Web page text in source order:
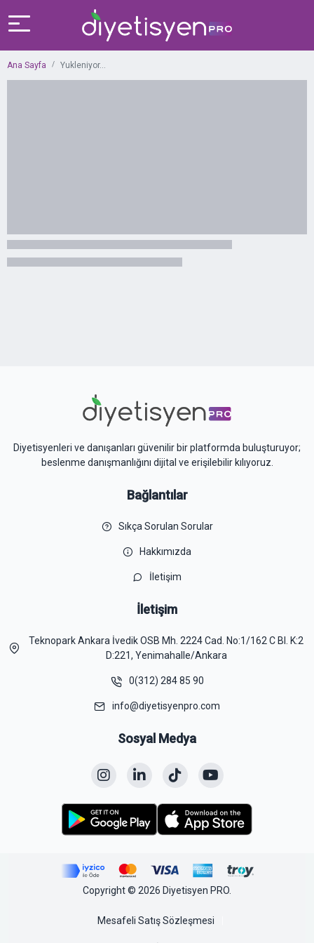
Ana Sayfa Yukleniyor...
Diyetisyenleri ve danışanları güvenilir bir platformda buluşturuyor;
beslenme danışmanlığını dijital ve erişilebilir kılıyoruz.
Bağlantılar
Sıkça Sorulan Sorular
Hakkımızda
İletişim
İletişim
Teknopark Ankara İvedik OSB Mh. 2224 Cad. No:1/162 C Bl. K:2
D:221, Yenimahalle/Ankara
0(312) 284 85 90
info@diyetisyenpro.com
Sosyal Medya
Copyright © 2026 Diyetisyen PRO.
Mesafeli Satış Sözleşmesi